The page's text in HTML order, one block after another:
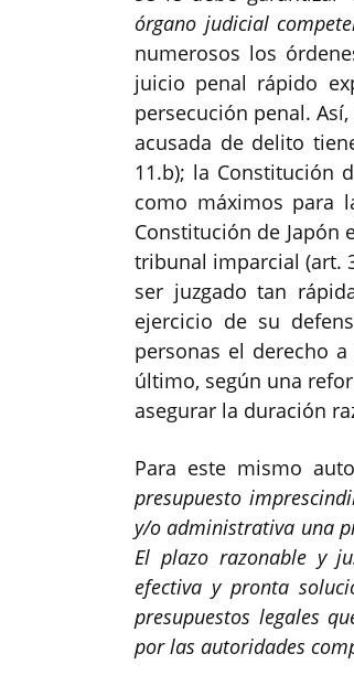
órgano judicial
numerosos los
juicio penal rápido
persecución penal.
acusada de delito
11.b); la Constitución
como máximos para
Constitución de Japón
tribunal imparcial (art.
ser juzgado tan
ejercicio de su
personas el derecho
último, según una
asegurar la duración
Para este mismo
presupuesto
y/o administrativa una
El plazo razonable y
efectiva y pronta
presupuestos legales
por las autoridades